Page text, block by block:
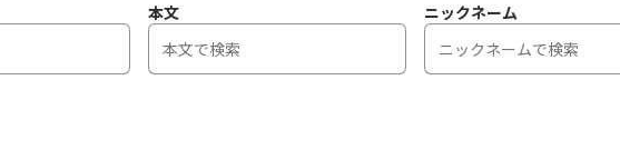
本文 ニックネーム